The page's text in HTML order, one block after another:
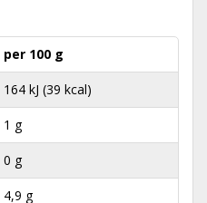
per 100 g
164 kJ (39 kcal)
1 g
0 g
4,9 g